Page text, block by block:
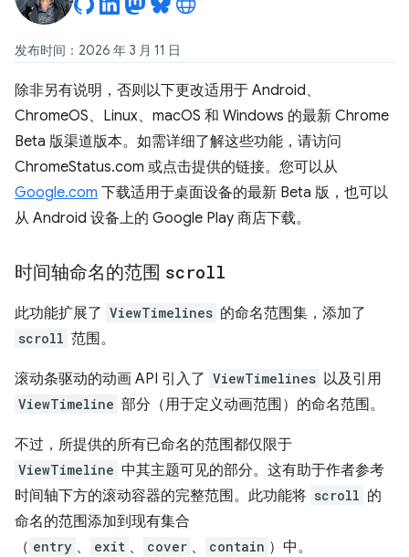
发布时间：2026 年 3 月 11 日
除非另有说明，否则以下更改适用于 Android、
ChromeOS、Linux、macOS 和 Windows 的最新 Chrome
Beta 版渠道版本。如需详细了解这些功能，请访问
ChromeStatus.com 或点击提供的链接。您可以从
Google.com 下载适用于桌面设备的最新 Beta 版，也可以
从 Android 设备上的 Google Play 商店下载。
时间轴命名的范围 scroll
此功能扩展了 ViewTimelines 的命名范围集，添加了
scroll 范围。
滚动条驱动的动画 API 引入了 ViewTimelines 以及引用
ViewTimeline 部分（用于定义动画范围）的命名范围。
不过，所提供的所有已命名的范围都仅限于
ViewTimeline 中其主题可见的部分。这有助于作者参考
时间轴下方的滚动容器的完整范围。此功能将 scroll 的
命名的范围添加到现有集合
（ entry 、 exit 、 cover 、 contain ）中。